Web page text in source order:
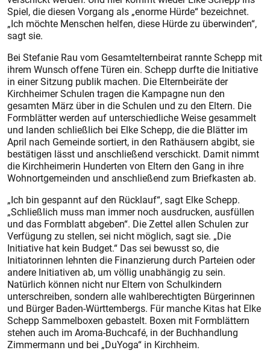
Spiel, die diesen Vorgang als „enorme Hürde“ bezeichnet.
„Ich möchte Menschen helfen, diese Hürde zu überwinden“,
sagt sie.
Bei Stefanie Rau vom Gesamtelternbeirat rannte Schepp mit
ihrem Wunsch offene Türen ein. Schepp durfte die Initiative
in einer Sitzung publik machen. Die Elternbeiräte der
Kirchheimer Schulen tragen die Kampagne nun den
gesamten März über in die Schulen und zu den Eltern. Die
Formblätter werden auf unterschiedliche Weise gesammelt
und landen schließlich bei Elke Schepp, die die Blätter im
April nach Gemeinde sortiert, in den Rathäusern abgibt, sie
bestätigen lässt und anschließend verschickt. Damit nimmt
die Kirchheimerin Hunderten von Eltern den Gang in ihre
Wohnortgemeinden und anschließend zum Briefkasten ab.
„Ich bin gespannt auf den Rücklauf“, sagt Elke Schepp.
„Schließlich muss man immer noch ausdrucken, ausfüllen
und das Formblatt abgeben“. Die Zettel allen Schulen zur
Verfügung zu stellen, sei nicht möglich, sagt sie. „Die
Initiative hat kein Budget.“ Das sei bewusst so, die
Initiatorinnen lehnten die Finanzierung durch Parteien oder
andere Initiativen ab, um völlig unabhängig zu sein.
Natürlich können nicht nur Eltern von Schulkindern
unterschreiben, sondern alle wahlberechtigten Bürgerinnen
und Bürger Baden-Würt­tembergs. Für manche Kitas hat Elke
Schepp Sammelboxen gebastelt. Boxen mit Formblättern
stehen auch im ­Aroma-Buchcafé, in der Buchhandlung
Zimmermann und bei „DuYoga“ in Kirchheim.